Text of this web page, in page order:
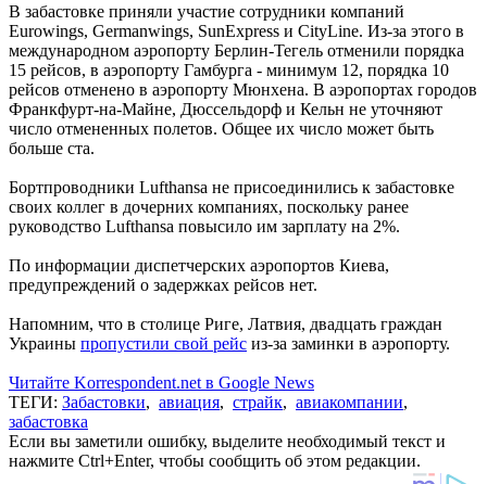
В забастовке приняли участие сотрудники компаний
Eurowings, Germanwings, SunExpress и CityLine. Из-за этого в
международном аэропорту Берлин-Тегель отменили порядка
15 рейсов, в аэропорту Гамбурга - минимум 12, порядка 10
рейсов отменено в аэропорту Мюнхена. В аэропортах городов
Франкфурт-на-Майне, Дюссельдорф и Кельн не уточняют
число отмененных полетов. Общее их число может быть
больше ста.
Бортпроводники Lufthansa не присоединились к забастовке
своих коллег в дочерних компаниях, поскольку ранее
руководство Lufthansa повысило им зарплату на 2%.
По информации диспетчерских аэропортов Киева,
предупреждений о задержках рейсов нет.
Напомним, что в столице Риге, Латвия, двадцать граждан
Украины пропустили свой рейс из-за заминки в аэропорту.
Читайте Korrespondent.net в Google News
ТЕГИ: Забастовки, авиация, страйк, авиакомпании,
забастовка
Если вы заметили ошибку, выделите необходимый текст и
нажмите Ctrl+Enter, чтобы сообщить об этом редакции.